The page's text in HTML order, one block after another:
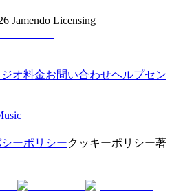
Jamendo Licensing
オ料金お問い合わせヘルプセン
ーポリシークッキーポリシー著